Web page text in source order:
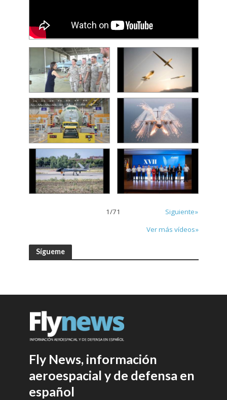
1/71
Siguiente»
Ver más vídeos»
Sígueme
Fly News, información
aeroespacial y de defensa en
español